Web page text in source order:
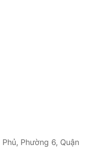
Phường 6, Quận